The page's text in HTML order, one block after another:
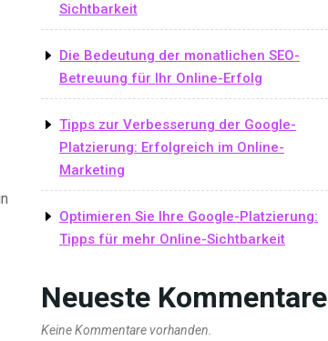
Sichtbarkeit
Die Bedeutung der monatlichen SEO-
Betreuung für Ihr Online-Erfolg
Tipps zur Verbesserung der Google-
Platzierung: Erfolgreich im Online-
Marketing
Optimieren Sie Ihre Google-Platzierung:
Tipps für mehr Online-Sichtbarkeit
Neueste Kommentare
Keine Kommentare vorhanden.